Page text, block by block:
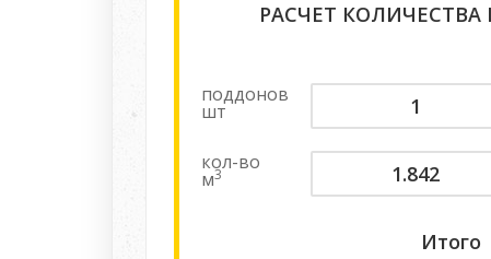
РАСЧЕТ
поддонов
шт
кол-во
м3
Итого